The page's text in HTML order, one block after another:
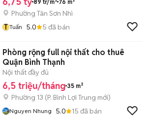
89 tr/m² 76 m²
Phường Tân Sơn Nhì
T Tuấn 5.0 5 đã bán
Phòng rộng full nội thất cho thuê
Quận Bình Thạnh
Nội thất đầy đủ
6,5 triệu/tháng 35 m²
Phường 13 (P. Bình Lợi Trung mới)
Nguyen Nhung 5.0 15 đã bán